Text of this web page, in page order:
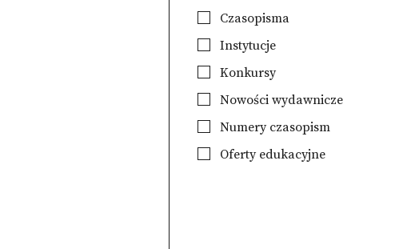
Czasopisma
Instytucje
Konkursy
Nowości wydawnicze
Numery czasopism
Oferty edukacyjne